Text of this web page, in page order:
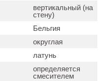
вертикальный (на
стену)
Бельгия
округлая
латунь
определяется
смесителем